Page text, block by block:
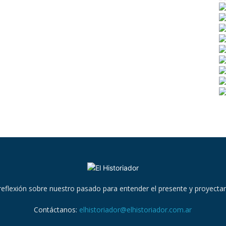
sobre nuestro pasado para entender el presente y
Contáctanos: elhistoriador@elhistoriador.com.ar